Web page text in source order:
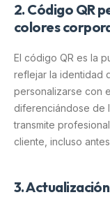
2. Código QR
colores
El código QR es la
reflejar la identidad
personalizarse con
diferenciándose de
transmite
cliente, incluso
3.